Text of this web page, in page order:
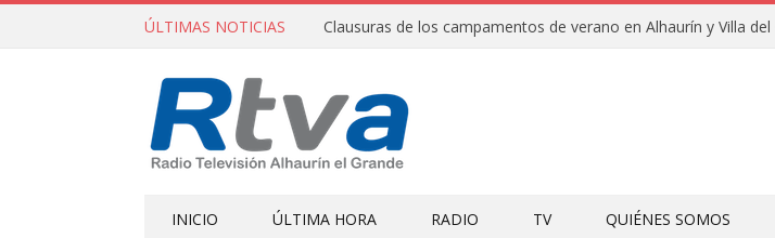
ÚLTIMAS NOTICIAS
INICIO ÚLTIMA HORA RADIO TV QUIÉNES SOMOS